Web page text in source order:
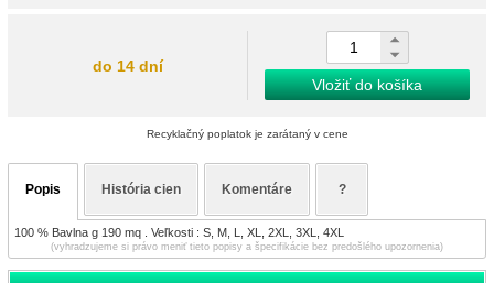
do 14 dní
Vložiť do košíka
Recyklačný poplatok je zarátaný v cene
Popis História cien Komentáre ?
100 % Bavlna g 190 mq . Veľkosti : S, M, L, XL, 2XL, 3XL, 4XL
(vyhradzujeme si právo meniť tieto popisy a špecifikácie bez predošlého upozornenia)